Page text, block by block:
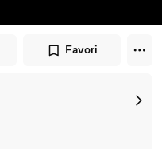
Favori